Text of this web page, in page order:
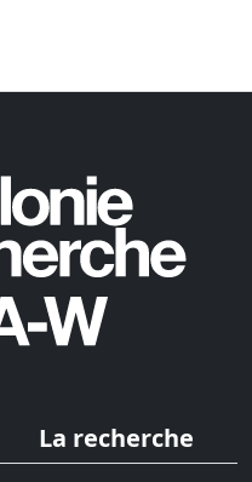
La recherche